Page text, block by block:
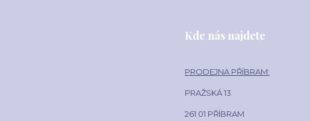
Kde nás najdete
PRODEJNA PŘÍBRAM:
PRAŽSKÁ 13
261 01 PŘÍBRAM